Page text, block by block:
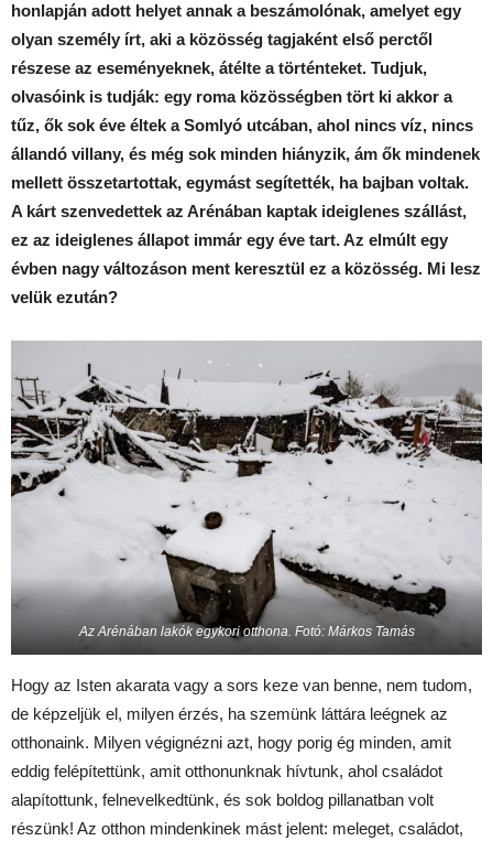
honlapján adott helyet annak a beszámolónak, amelyet egy
olyan személy írt, aki a közösség tagjaként első perctől
részese az eseményeknek, átélte a történteket. Tudjuk,
olvasóink is tudják: egy roma közösségben tört ki akkor a
tűz, ők sok éve éltek a Somlyó utcában, ahol nincs víz, nincs
állandó villany, és még sok minden hiányzik, ám ők mindenek
mellett összetartottak, egymást segítették, ha bajban voltak.
A kárt szenvedettek az Arénában kaptak ideiglenes szállást,
ez az ideiglenes állapot immár egy éve tart. Az elmúlt egy
évben nagy változáson ment keresztül ez a közösség. Mi lesz
velük ezután?
Az Arénában lakók egykori otthona. Fotó: Márkos Tamás
Hogy az Isten akarata vagy a sors keze van benne, nem tudom,
de képzeljük el, milyen érzés, ha szemünk láttára leégnek az
otthonaink. Milyen végignézni azt, hogy porig ég minden, amit
eddig felépítettünk, amit otthonunknak hívtunk, ahol családot
alapítottunk, felnevelkedtünk, és sok boldog pillanatban volt
részünk! Az otthon mindenkinek mást jelent: meleget, családot,